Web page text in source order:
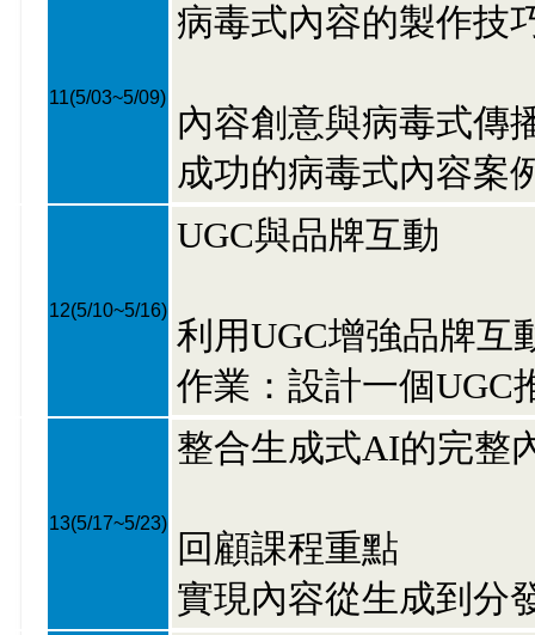
11(5/03~5/09)
病毒式內容的製作技
內容創意與病毒式傳
成功的病毒式內容案
12(5/10~5/16)
UGC與品牌互動
利用UGC增強品牌互
作業：設計一個UGC
13(5/17~5/23)
整合生成式AI的完整
回顧課程重點
實現內容從生成到分